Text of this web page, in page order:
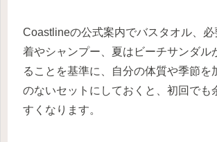
Coastlineの公式案内でバスタオル、必
着やシャンプー、夏はビーチサンダル
ることを基準に、自分の体質や季節を
のないセットにしておくと、初回でも
すくなります。